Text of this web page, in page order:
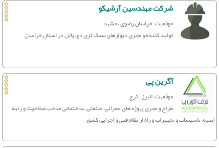
شرکت مهندسین آرشیکو
موقعیت: خراسان رضوی ، مشهد
تولید کننده و مجری دیوارهای سبک تری دی پانل در استان خراسان
آگرین پی
موقعیت: البرز ، کرج
طراح و مجری پروژه های عمرانی، صنعتی، ساختمانی صاحب صلاحیت و رتبه
ابنیه، تاسیسات و تجهیزات و راه از نظام فنی و اجرایی کشور